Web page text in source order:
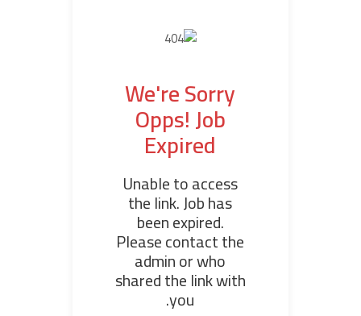
We're Sorry
Opps! Job
Expired
Unable to access
the link. Job has
been expired.
Please contact the
admin or who
shared the link with
you.